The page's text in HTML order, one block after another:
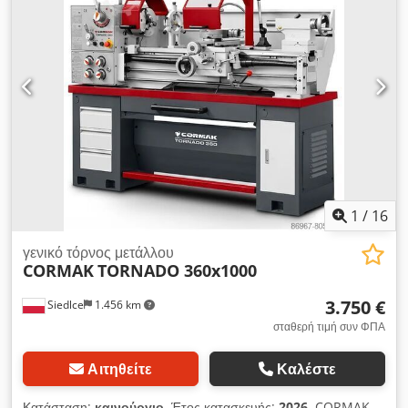
τροφοδοσία κατά μήκος/εγκάρσια -Κοπή σπειρωμάτων /
Μετρικό / Αυτοκρατορικό / Μοναδιαίο / Διαμετρικό -Ηλεκτρική
προστασία τσοκ -2x κουμπί έκτακτης ανάγκης / διακοπής
λειτουργίας -Multifix με εξαρτήματα -Τσοκ με τέσσερις γνάθους
- Röhm -Πίσω προστατευτική ασπίδα για τη συλλογή
θραυσμάτων -Σύστημα ψύξης -Πολύ καλή κατάσταση,
διατηρημένο στην αρχική του μορφή -Τεκμηρίωση Crjdpfx
Abozq Dkletef Διαστάσεις: Μ x Π x Υ 2,3 x 1,2 x 1,7 μέτρα /
Βάρος 1600 kg Επιφυλάσσουμε το δικαίωμα διόρθωσης τυχόν
λαθών / σφαλμάτων κατά την εισαγωγή δεδομένων.
1 / 16
Siedlce 1.456 km
γενικό τόρνος μετάλλου
CORMAKTORNADO 360x1000
3.750 €
σταθερή τιμή συν ΦΠΑ
Αιτηθείτε Καλέστε